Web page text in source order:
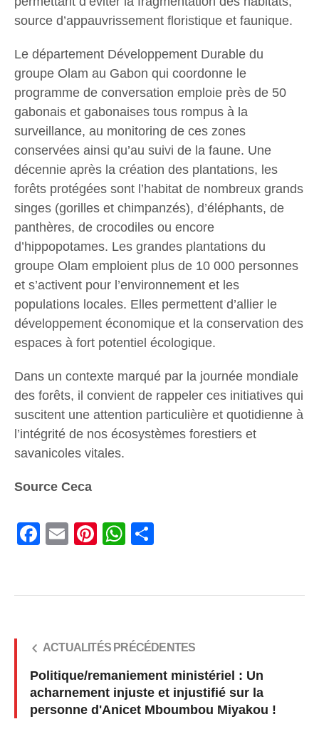
source d’appauvrissement floristique et faunique.
Le département Développement Durable du
groupe Olam au Gabon qui coordonne le
programme de conversation emploie près de 50
gabonais et gabonaises tous rompus à la
surveillance, au monitoring de ces zones
conservées ainsi qu’au suivi de la faune. Une
décennie après la création des plantations, les
forêts protégées sont l’habitat de nombreux grands
singes (gorilles et chimpanzés), d’éléphants, de
panthères, de crocodiles ou encore
d’hippopotames. Les grandes plantations du
groupe Olam emploient plus de 10 000 personnes
et s’activent pour l’environnement et les
populations locales. Elles permettent d’allier le
développement économique et la conservation des
espaces à fort potentiel écologique.
Dans un contexte marqué par la journée mondiale
des forêts, il convient de rappeler ces initiatives qui
suscitent une attention particulière et quotidienne à
l’intégrité de nos écosystèmes forestiers et
savanicoles vitales.
Source Ceca
Facebook
Email PinterestWhatsApp
ACTUALITÉS PRÉCÉDENTES
Politique/remaniement ministériel : Un
acharnement injuste et injustifié sur la
personne d'Anicet Mboumbou Miyakou !